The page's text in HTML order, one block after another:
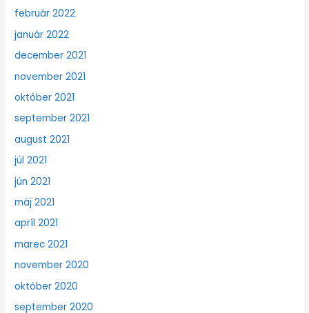
február 2022
január 2022
december 2021
november 2021
október 2021
september 2021
august 2021
júl 2021
jún 2021
máj 2021
apríl 2021
marec 2021
november 2020
október 2020
september 2020